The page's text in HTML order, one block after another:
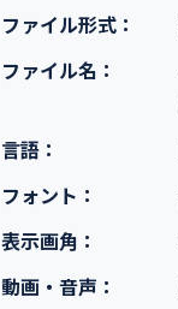
ファイル形式：
ファイル名：
言語：
フォント：
表示画角：
動画・音声：